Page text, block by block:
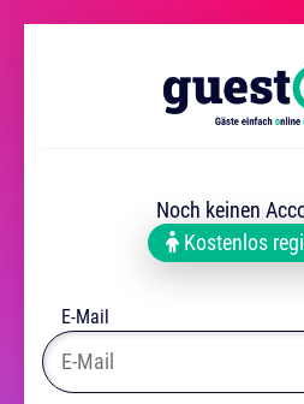
Noch keinen
Kostenlos
E-Mail